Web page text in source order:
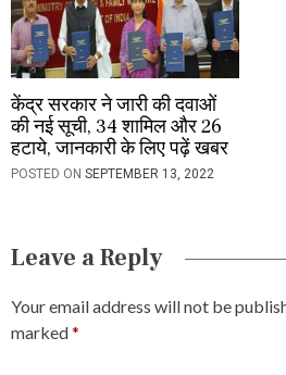
केंद्र सरकार ने जारी की दवाओं
की नई सूची, 34 शामिल और 26
हटाये, जानकारी के लिए पढ़ें खबर
POSTED ON SEPTEMBER 13, 2022
Leave a Reply
Your email address will not be
marked*